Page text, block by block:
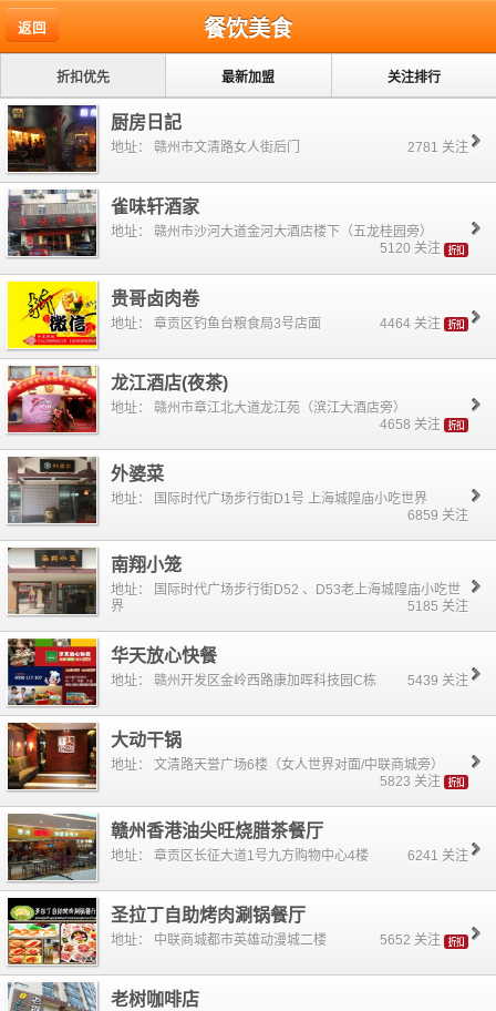
返回 餐饮美食
折扣优先 最新加盟 关注排行
厨房日記
地址： 赣州市文清路女人街后门 2781 关注
雀味轩酒家
地址： 赣州市沙河大道金河大酒店楼下（五龙桂园旁）
5120 关注
贵哥卤肉卷
地址： 章贡区钓鱼台粮食局3号店面 4464 关注
龙江酒店(夜茶)
地址： 赣州市章江北大道龙江苑（滨江大酒店旁）
4658 关注
外婆菜
地址： 国际时代广场步行街D1号 上海城隍庙小吃世界
6859 关注
南翔小笼
地址： 国际时代广场步行街D52 、D53老上海城隍庙小吃世
界
5185 关注
华天放心快餐
地址： 赣州开发区金岭西路康加晖科技园C栋 5439 关注
大动干锅
地址： 文清路天誉广场6楼（女人世界对面/中联商城旁）
5823 关注
赣州香港油尖旺烧腊茶餐厅
地址： 章贡区长征大道1号九方购物中心4楼 6241 关注
圣拉丁自助烤肉涮锅餐厅
地址： 中联商城都市英雄动漫城二楼 5652 关注
老树咖啡店